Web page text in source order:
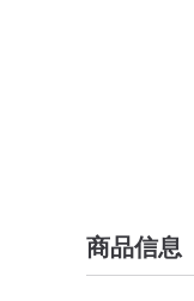
商品信息